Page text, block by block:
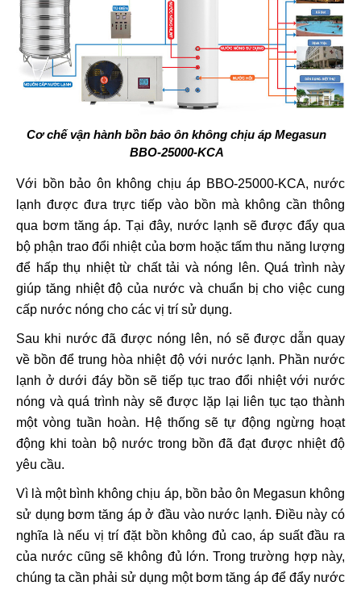
Cơ chế vận hành bồn bảo ôn không chịu áp Megasun
BBO-25000-KCA
Với bồn bảo ôn không chịu áp BBO-25000-KCA, nước
lạnh được đưa trực tiếp vào bồn mà không cần thông
qua bơm tăng áp. Tại đây, nước lạnh sẽ được đẩy qua
bộ phận trao đổi nhiệt của bơm hoặc tấm thu năng lượng
để hấp thụ nhiệt từ chất tải và nóng lên. Quá trình này
giúp tăng nhiệt độ của nước và chuẩn bị cho việc cung
cấp nước nóng cho các vị trí sử dụng.
Sau khi nước đã được nóng lên, nó sẽ được dẫn quay
về bồn để trung hòa nhiệt độ với nước lạnh. Phần nước
lạnh ở dưới đáy bồn sẽ tiếp tục trao đổi nhiệt với nước
nóng và quá trình này sẽ được lặp lại liên tục tạo thành
một vòng tuần hoàn. Hệ thống sẽ tự động ngừng hoạt
động khi toàn bộ nước trong bồn đã đạt được nhiệt độ
yêu cầu.
Vì là một bình không chịu áp, bồn bảo ôn Megasun không
sử dụng bơm tăng áp ở đầu vào nước lạnh. Điều này có
nghĩa là nếu vị trí đặt bồn không đủ cao, áp suất đầu ra
của nước cũng sẽ không đủ lớn. Trong trường hợp này,
chúng ta cần phải sử dụng một bơm tăng áp để đẩy nước